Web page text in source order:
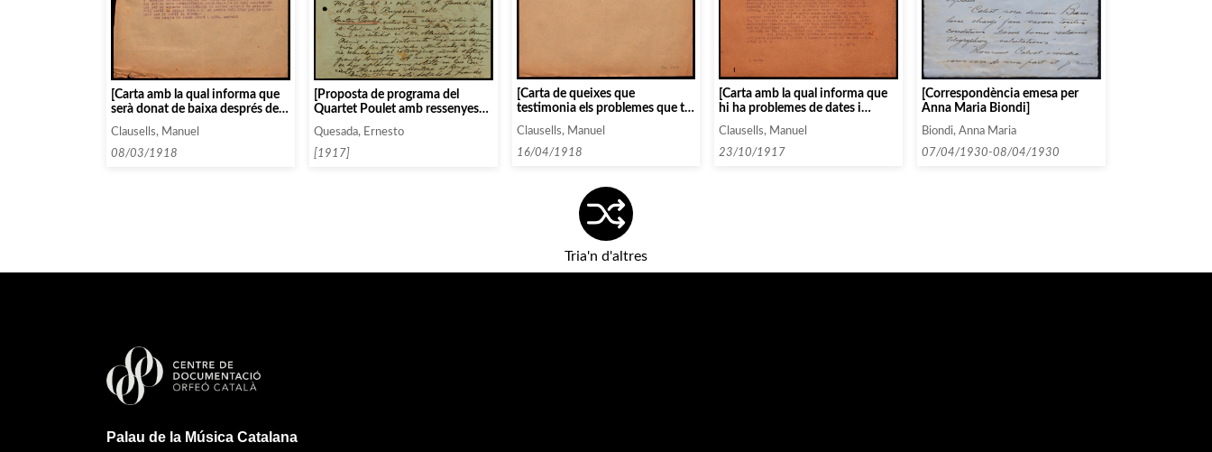
[Carta amb la qual informa que
serà donat de baixa després del
especificar el mateix Duran, i
dóna l’enhorabona per la broma]
Clausells, Manuel
08/03/1918
[Proposta de programa del
Quartet Poulet amb ressenyes
de cadascun dels seu
components]
Quesada, Ernesto
[1917]
[Carta de queixes que
testimonia els problemes que té
Clausells en el seu tracte amb les
agències de concerts]
Clausells, Manuel
16/04/1918
[Carta amb la qual informa que
hi ha problemes de dates i
i demana ajuda a G. Diaz]
Clausells, Manuel
23/10/1917
[Correspondència emesa per
Anna Maria Biondi]
Biondi, Anna Maria
07/04/1930-08/04/1930
Tria'n d'altres
Palau de la Música Catalana